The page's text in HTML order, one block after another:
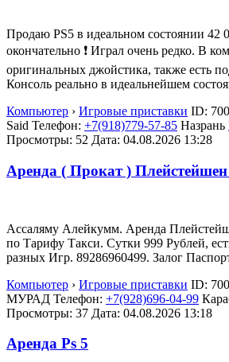
Продаю PS5 в идеальном состоянии 42
окончательно ❗️ Играл очень редко. В
оригинальных джойстика, также есть
Консоль реально в идеальнейшем
Компьютер › Игровые приставки ID:
Said Телефон: +7(918)779-57-85 Назрань
Просмотры: 52 Дата: 04.08.2026 13:28
Аренда ( Прокат ) Плейстейшен
Ассаляму Алейкумм. Аренда
по Тарифу Такси. Сутки 999 Рублей,
разных Игр. 89286960499. Залог
Компьютер › Игровые приставки ID:
МУРАД Телефон: +7(928)696-04-99
Просмотры: 37 Дата: 04.08.2026 13:18
Аренда Ps 5